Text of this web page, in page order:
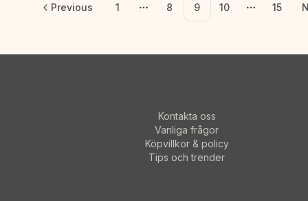
Previous 1
More pages
8 9 10
More
15
Kontakta oss
Vanliga frågor
Köpvillkor & policy
Tips och trender